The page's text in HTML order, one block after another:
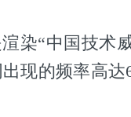
染“中国技术
现的频率高达